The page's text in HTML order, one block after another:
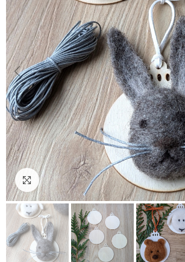
Klik om te vergroten